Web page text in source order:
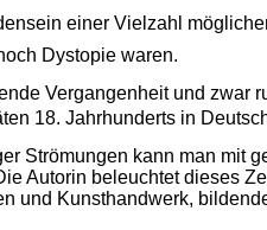
einer Vielzahl
Dystopie waren.
Vergangenheit und zwar
18. Jahrhunderts in
Strömungen kann man mit
Autorin beleuchtet dieses
und Kunsthandwerk,